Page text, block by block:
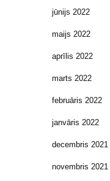
jūnijs 2022
maijs 2022
aprīlis 2022
marts 2022
februāris 2022
janvāris 2022
decembris 2021
novembris 2021